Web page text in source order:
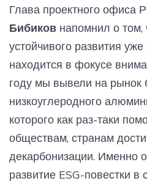
Глава проектного офиса
Бибиков напомнил о том,
устойчивого развития
находится в фокусе
году мы вывели на рынок
низкоуглеродного
которого как раз-таки
обществам, странам
декарбонизации. Именно
развитие ESG-повестки в